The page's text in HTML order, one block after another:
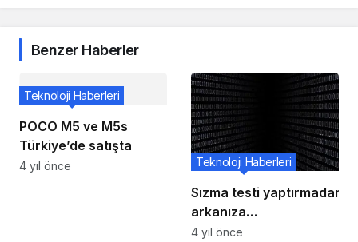
Benzer Haberler
POCO M5 ve M5s
Türkiye’de satışta
Teknoloji Haberleri
4 yıl önce
Sızma testi yaptırmadan
arkanıza
yaslanmayınHackerların
Teknoloji Haberleri
4 yıl önce